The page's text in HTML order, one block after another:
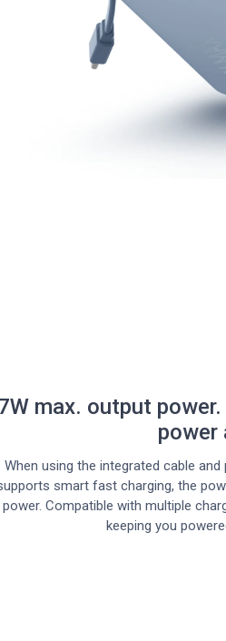
max. output
power
When using the integrated cable
smart fast charging, the
power. Compatible with multiple
keeping you